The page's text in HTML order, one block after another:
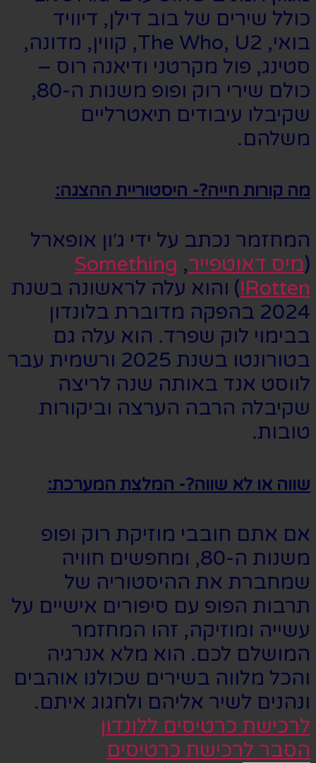
כולל שירים של בוב דילן, דיוויד
בואי, The Who, U2, קווין, מדונה,
סטינג, פול מקרטני ודיאנה רוס –
כולם שירי רוק ופופ משנות ה-80,
שקיבלו עיבודים תיאטרליים
משלהם.
מה קורות חייה?- היסטוריית ההצגה:
המחזמר נכתב על ידי ג׳ון אופארל
(מיס דאוטפייר,
Something
Rotten! ) והוא עלה לראשונה בשנת
2024 בהפקה מדוברת בלונדון
בבימוי לוק שפרד. הוא עלה גם
בטורונטו בשנת 2025 ורשמית עבר
לווסט אנד באותה שנה לריצה
שקיבלה הרבה הערצה וביקורות
טובות.
שווה או לא שווה?- המלצת המערכת:
אם אתם חובבי מוזיקת רוק ופופ
משנות ה-80, ומחפשים חוויה
שמחברת את ההיסטוריה של
תרבות הפופ עם סיפורים אישיים על
עשייה ומוזיקה, זהו המחזמר
המושלם לכם. הוא מלא אנרגיה
והכל מלווה בשירים שכולנו אוהבים
ונהנים לשיר אליהם ולחגוג איתם.
לרכישת כרטיסים ללונדון
הסבר לרכישת כרטיסים